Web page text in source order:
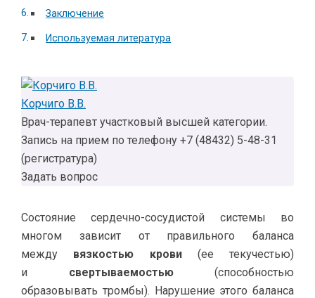
Заключение
Используемая литература
Корчиго В.В.
Врач-терапевт участковый высшей категории.
Запись на прием по телефону +7 (48432) 5-48-31
(регистратура)
Задать вопрос
Состояние сердечно-сосудистой системы во
многом зависит от правильного баланса
между вязкостью крови(ее текучестью)
и свертываемостью(способностью
образовывать тромбы). Нарушение этого баланса